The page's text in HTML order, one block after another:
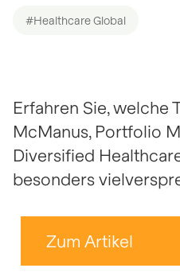
#Healthcare Global
Erfahren Sie, welche
McManus, Portfolio
Diversified
besonders
Zum Artikel